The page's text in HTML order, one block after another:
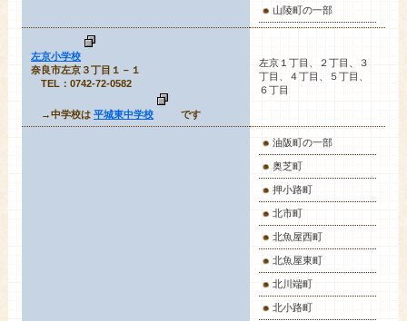
山陵町の一部
左京小学校
奈良市左京３丁目１－１
TEL：0742-72-0582
→中学校は 平城東中学校 です
左京１丁目
、２丁目、３
丁目、４丁目、５丁目、
６丁目
油阪町の一部
奥芝町
押小路町
北市町
北魚屋西町
北魚屋東町
北川端町
北小路町